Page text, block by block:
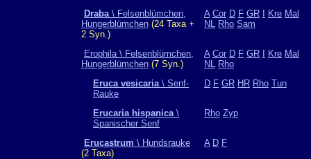
Draba\ Felsenblümchen,
Hungerblümchen (24 Taxa +
2 Syn.)
A Cor D F GR Kre Mal
NL Rho Sam
Erophila \ Felsenblümchen,
Hungerblümchen (7 Syn.)
A Cor D F GR Kre Mal
NL Rho
Eruca vesicaria\ Senf-
Rauke
D F GR HR Rho Tun
Erucaria hispanica\
Spanischer Senf
Rho Zyp
Erucastrum \ Hundsrauke
(2 Taxa)
A D F